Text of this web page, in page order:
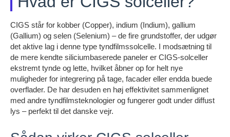
CIGS står for kobber (Copper), indium (Indium), gallium
(Gallium) og selen (Selenium) – de fire grundstoffer, der udgør
det aktive lag i denne type tyndfilmssolcelle. I modsætning til
de mere kendte siliciumbaserede paneler er CIGS-solceller
ekstremt tynde og lette, hvilket åbner op for helt nye
muligheder for integrering på tage, facader eller endda buede
overflader. De har desuden en høj effektivitet sammenlignet
med andre tyndfilmsteknologier og fungerer godt under diffust
lys – perfekt til det danske vejr.